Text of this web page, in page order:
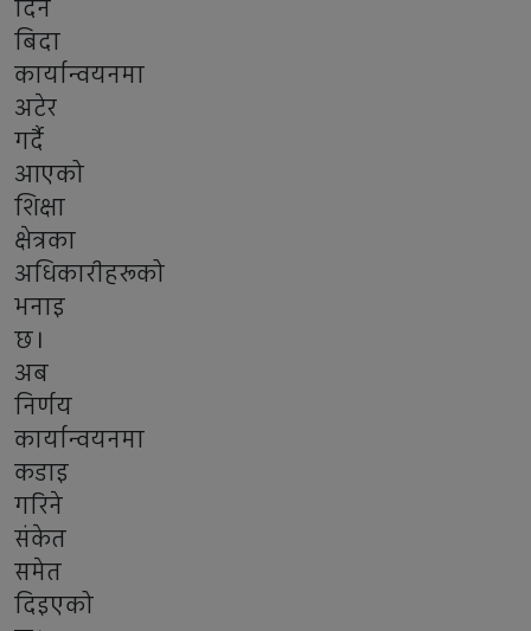
दिने
बिदा
कार्यान्वयनमा
अटेर
गर्दै
आएको
शिक्षा
क्षेत्रका
अधिकारीहरूको
भनाइ
छ।
अब
निर्णय
कार्यान्वयनमा
कडाइ
गरिने
संकेत
समेत
दिइएको